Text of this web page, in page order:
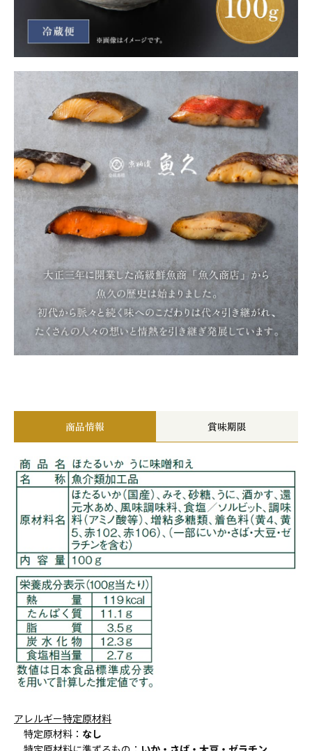
商品情報 賞味期限
アレルギー特定原材料
特定原材料： なし